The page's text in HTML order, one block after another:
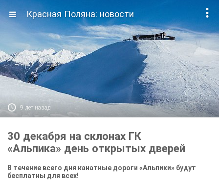

Красная Поляна: новости
 9 лет назад
30 декабря на склонах ГК
«Альпика» день открытых дверей
В течение всего дня канатные дороги «Альпики» будут
бесплатны для всех!